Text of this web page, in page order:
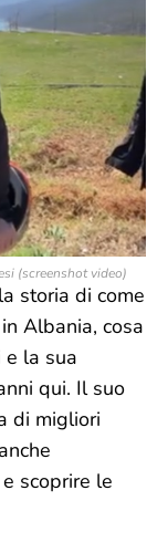
(screenshot video)
storia di come
Albania, cosa
la sua
qui. Il suo
di migliori
scoprire le